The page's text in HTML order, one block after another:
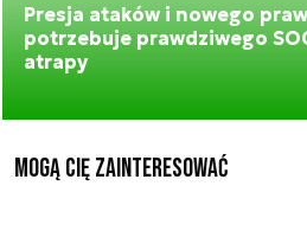
Presja ataków i nowego
potrzebuje prawdziwego
atrapy
Mogą Cię zainteresować